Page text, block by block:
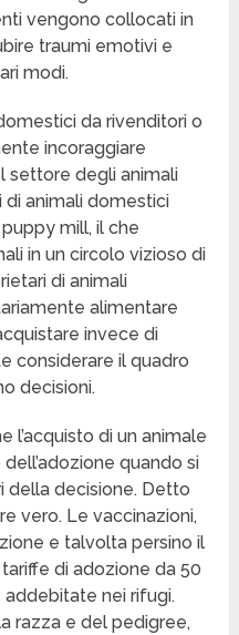
vengono collocati in
traumi emotivi e
modi.
da rivenditori o
incoraggiare
settore degli animali
animali domestici
mill, il che
in un circolo vizioso di
di animali
alimentare
invece di
considerare il quadro
decisioni.
l’acquisto di un animale
quando si
della decisione. Detto
vero. Le vaccinazioni,
e talvolta persino il
di adozione da 50
nei rifugi.
razza e del pedigree,